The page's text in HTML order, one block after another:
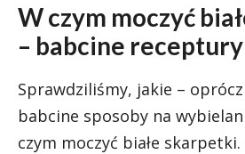
W czym moczyć
– babcine receptury
Sprawdziliśmy, jakie –
babcine sposoby na
czym moczyć białe